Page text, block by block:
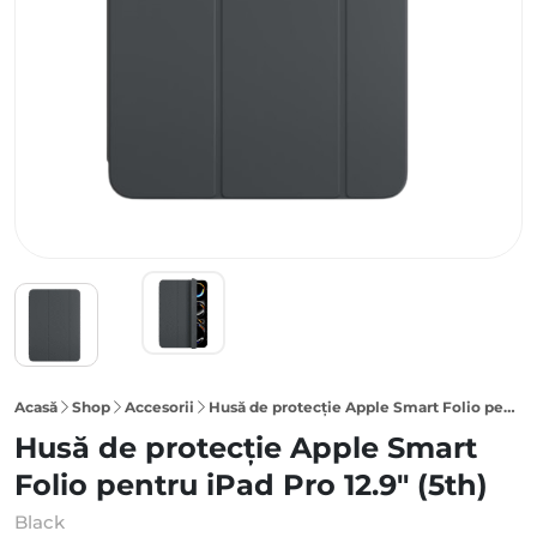
Acasă Shop Accesorii Husă de protecție Apple Smart Folio pentru iPad Pro 12.9″ (5th), Black
Husă de protecție Apple Smart
Folio pentru iPad Pro 12.9" (5th)
Black